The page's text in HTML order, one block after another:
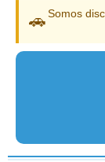
🚗Somos